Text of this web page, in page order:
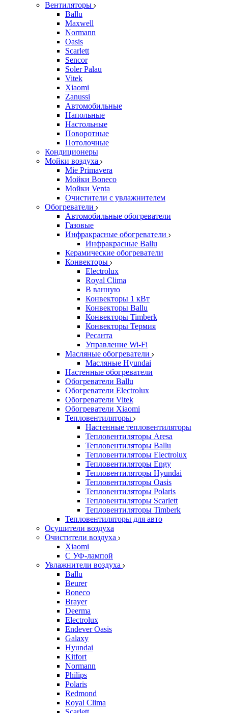
Вентиляторы
Ballu
Maxwell
Normann
Oasis
Scarlett
Sencor
Soler Palau
Vitek
Xiaomi
Zanussi
Автомобильные
Напольные
Настольные
Поворотные
Потолочные
Кондиционеры
Мойки воздуха
Mie Primavera
Мойки Boneco
Мойки Venta
Очистители с увлажнителем
Обогреватели
Автомобильные обогреватели
Газовые
Инфракрасные обогреватели
Инфракрасные Ballu
Керамические обогреватели
Конвекторы
Electrolux
Royal Clima
В ванную
Конвекторы 1 кВт
Конвекторы Ballu
Конвекторы Timberk
Конвекторы Термия
Ресанта
Управление Wi-Fi
Масляные обогреватели
Масляные Hyundai
Настенные обогреватели
Обогреватели Ballu
Обогреватели Electrolux
Обогреватели Vitek
Обогреватели Xiaomi
Тепловентиляторы
Настенные тепловентиляторы
Тепловентиляторы Aresa
Тепловентиляторы Ballu
Тепловентиляторы Electrolux
Тепловентиляторы Engy
Тепловентиляторы Hyundai
Тепловентиляторы Oasis
Тепловентиляторы Polaris
Тепловентиляторы Scarlett
Тепловентиляторы Timberk
Тепловентиляторы для авто
Осушители воздуха
Очистители воздуха
Xiaomi
С УФ-лампой
Увлажнители воздуха
Ballu
Beurer
Boneco
Brayer
Deerma
Electrolux
Endever Oasis
Galaxy
Hyundai
Kitfort
Normann
Philips
Polaris
Redmond
Royal Clima